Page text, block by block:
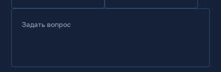
Возможность установки жидкостного охлаждения
Задать вопрос